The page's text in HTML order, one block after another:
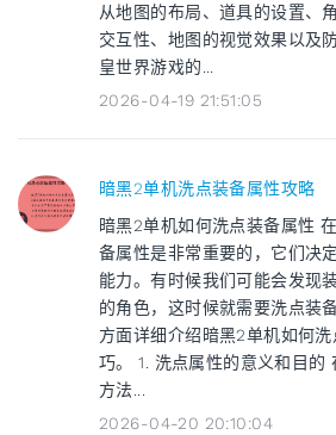
从地图的布局、道具的设置、
交互性、地图的视觉效果以及
皇世界游戏的...
2026-04-19 21:51:05
暗黑2单机洗点装备属性攻略
暗黑2单机如何洗点装备属性
备属性是非常重要的，它们决
能力。有时候我们可能会发现
的角色，这时候就需要洗点装
方面详细介绍暗黑2单机如何
巧。 1. 洗点属性的意义和目的
方法...
2026-04-20 20:10:04